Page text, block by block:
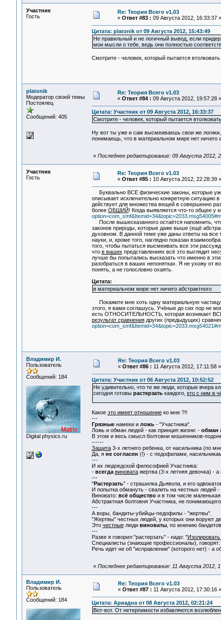
Участник
Гость
Re: Теория Всего v1.03
« Ответ #83 : 09 Августа 2012, 16:33:37 »
Цитата: platonik от 09 Августа 2012, 15:43:49
Не правильный и не логичный вывод, если
мои мысли о тебе, ведь они полностью
Смотрите - человек, который пытается
platonik
Модератор своей темы
Постоялец
Сообщений: 405
Re: Теория Всего v1.03
« Ответ #84 : 09 Августа 2012, 19:57:28 »
Цитата: Участник от 09 Августа 2012, 16:33:37
Смотрите - человек, который пытается
Ну вот ты уже и сам высмеиваешь свои же
понимаещь, что в материальном мире нет ничего
« Последнее редактирование: 09 Августа 2012,
Участник
Гость
Re: Теория Всего v1.03
« Ответ #85 : 10 Августа 2012, 22:28:39 »
Буквально ВСЕ физические законы, которые
описывает исключительно конкретную ситуацию
действует для множества вещей в совершенно
более ОБШИЙ! Когда выявляется что-то общее
После вышесказанного остаётся напомнить,
законов природы, которые даже выше (ещё
духовном. В данной теме уже даны ответы на все
науки, и, кроме того, наглядно показан
того, чтобы пытаться высмеивать все эти
что в ваших представлениях всё это выглядит
лучше бы попытались высказать что именно в
разобраться в ваших непонятках. Я не ухожу от
понять, а не голословно охаять.
Цитата:
в материальном мире нет ничего абстрактного
Покажите мне хоть одну материальную частицу
этого, я вами соглашусь. Учёные до сих пор не
есть ОТНОСИТЕЛЬНОСТЬ, которая возникает
результат сравнениядругих (предыдущих)
Владимир И.
Пользователь
Сообщений: 184
Digital physics.ru
Re: Теория Всего v1.03
« Ответ #86 : 11 Августа 2012, 17:11:58 »
Цитата: Участник от 06 Августа 2012, 10:52:52
Не удивительно, что те же люди, которые вчера
сегодня готовы растерзатькаждого, кто с ним в
Какое это имеет отношениеко мне ?!!
---
Грязныенамеки и ложь- "Участника".
Ложь и обман людей - как принцип жизни: - обман
В этом и весь смысл болтовни мошенников-
------
Защита3-х летнего ребенка, от насильника (по
Да, я не согласен (!) - с педофилами,
---
И их людоедской философией Участника:
- всегда виноватажертва (3-х летняя девочка) - а
---
"Растерзать" - страшилка Дьявола, и его
И попытка обмануть - свалить на честных людей -
Виновато: всё обществои в том числе маленькая
Абстрактная болтовня Участника, не
---
А воры, бандиты-убийцы-педофилы - "жертвы".
"Жертвы" честных людей, у которых они воруют
Это честныелюди виноваты, по мнению
---
Разве я говорил "растерзать" - надо: "
Специалисты (знающие профессионалы),
Речь идет не об "исправлении" (которого нет) - а
« Последнее редактирование: 11 Августа 2012,
Владимир И.
Пользователь
Сообщений: 184
Re: Теория Всего v1.03
« Ответ #87 : 11 Августа 2012, 17:30:16 »
Цитата: Ариадна от 08 Августа 2012, 02:21:24
Вот-вот. От нетерпимости избавляются